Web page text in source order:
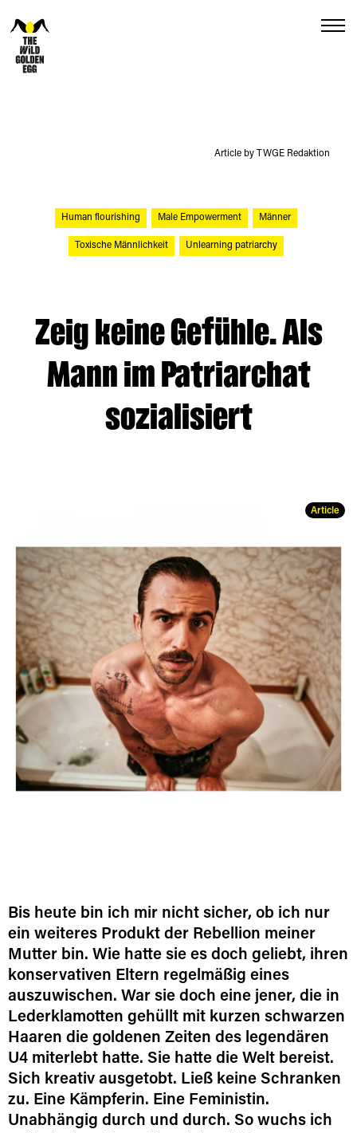
Article by TWGE Redaktion
Article
Human flourishing Male Empowerment Männer
Toxische Männlichkeit Unlearning patriarchy
Zeig keine Gefühle. Als
Mann im Patriarchat
sozialisiert
Bis heute bin ich mir nicht sicher, ob ich nur
ein weiteres Produkt der Rebellion meiner
Mutter bin. Wie hatte sie es doch geliebt, ihren
konservativen Eltern regelmäßig eines
auszuwischen. War sie doch eine jener, die in
Lederklamotten gehüllt mit kurzen schwarzen
Haaren die goldenen Zeiten des legendären
U4 miterlebt hatte. Sie hatte die Welt bereist.
Sich kreativ ausgetobt. Ließ keine Schranken
zu. Eine Kämpferin. Eine Feministin.
Unabhängig durch und durch. So wuchs ich